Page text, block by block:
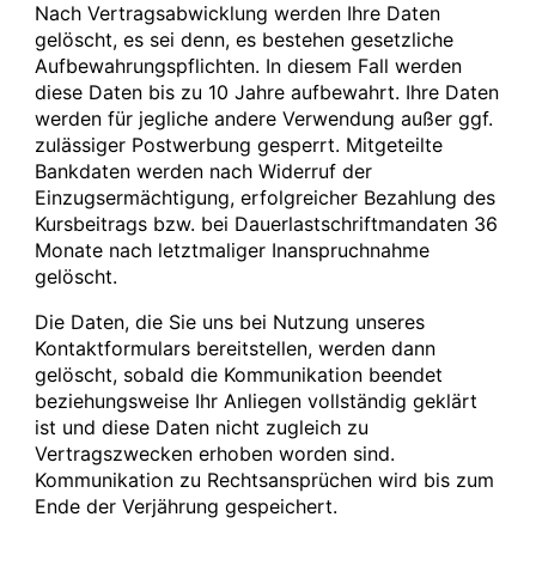
Nach Vertragsabwicklung werden Ihre Daten
gelöscht, es sei denn, es bestehen gesetzliche
Aufbewahrungspflichten. In diesem Fall werden
diese Daten bis zu 10 Jahre aufbewahrt. Ihre Daten
werden für jegliche andere Verwendung außer ggf.
zulässiger Postwerbung gesperrt. Mitgeteilte
Bankdaten werden nach Widerruf der
Einzugsermächtigung, erfolgreicher Bezahlung des
Kursbeitrags bzw. bei Dauerlastschriftmandaten 36
Monate nach letztmaliger Inanspruchnahme
gelöscht.
Die Daten, die Sie uns bei Nutzung unseres
Kontaktformulars bereitstellen, werden dann
gelöscht, sobald die Kommunikation beendet
beziehungsweise Ihr Anliegen vollständig geklärt
ist und diese Daten nicht zugleich zu
Vertragszwecken erhoben worden sind.
Kommunikation zu Rechtsansprüchen wird bis zum
Ende der Verjährung gespeichert.